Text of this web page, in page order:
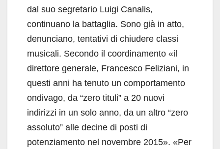
dal suo segretario Luigi Canalis,
continuano la battaglia. Sono già in atto,
denunciano, tentativi di chiudere classi
musicali. Secondo il coordinamento «il
direttore generale, Francesco Feliziani, in
questi anni ha tenuto un comportamento
ondivago, da “zero tituli” a 20 nuovi
indirizzi in un solo anno, da un altro “zero
assoluto” alle decine di posti di
potenziamento nel novembre 2015». «Per